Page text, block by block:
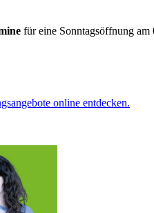
für eine Sonntagsöffnung am
online entdecken.